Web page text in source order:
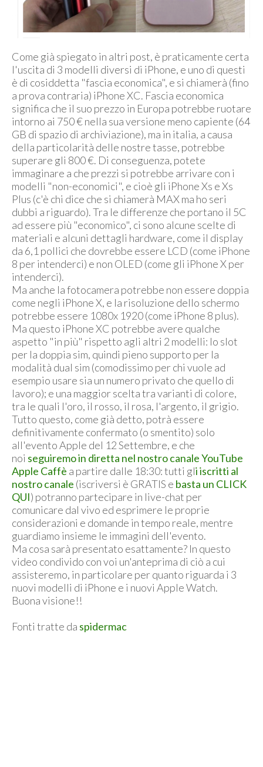
Come già spiegato in altri post, è praticamente certa
l'uscita di 3 modelli diversi di iPhone, e uno di questi
è di cosiddetta "fascia economica", e si chiamerà (fino
a prova contraria) iPhone XC. Fascia economica
significa che il suo prezzo in Europa potrebbe ruotare
intorno ai 750 € nella sua versione meno capiente (64
GB di spazio di archiviazione), ma in italia, a causa
della particolarità delle nostre tasse, potrebbe
superare gli 800 €. Di conseguenza, potete
immaginare a che prezzi si potrebbe arrivare con i
modelli "non-economici", e cioè gli iPhone Xs e Xs
Plus (c'è chi dice che si chiamerà MAX ma ho seri
dubbi a riguardo). Tra le differenze che portano il 5C
ad essere più "economico", ci sono alcune scelte di
materiali e alcuni dettagli hardware, come il display
da 6,1 pollici che dovrebbe essere LCD (come iPhone
8 per intenderci) e non OLED (come gli iPhone X per
intenderci).
Ma anche la fotocamera potrebbe non essere doppia
come negli iPhone X, e la risoluzione dello schermo
potrebbe essere 1080x 1920 (come iPhone 8 plus).
Ma questo iPhone XC potrebbe avere qualche
aspetto "in più" rispetto agli altri 2 modelli: lo slot
per la doppia sim, quindi pieno supporto per la
modalità dual sim (comodissimo per chi vuole ad
esempio usare sia un numero privato che quello di
lavoro); e una maggior scelta tra varianti di colore,
tra le quali l'oro, il rosso, il rosa, l'argento, il grigio.
Tutto questo, come già detto, potrà essere
definitivamente confermato (o smentito) solo
all'evento Apple del 12 Settembre, e che
noi seguiremo in diretta nel nostro canale YouTube
Apple Caffè a partire dalle 18:30: tutti gli iscritti al
nostro canale (iscriversi è GRATIS e basta un CLICK
QUI) potranno partecipare in live-chat per
comunicare dal vivo ed esprimere le proprie
considerazioni e domande in tempo reale, mentre
guardiamo insieme le immagini dell'evento.
Ma cosa sarà presentato esattamente? In questo
video condivido con voi un'anteprima di ciò a cui
assisteremo, in particolare per quanto riguarda i 3
nuovi modelli di iPhone e i nuovi Apple Watch.
Buona visione!!
Fonti tratte da spidermac